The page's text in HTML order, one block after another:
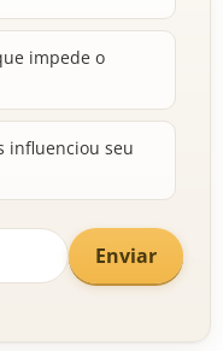
impede o
influenciou seu
Enviar